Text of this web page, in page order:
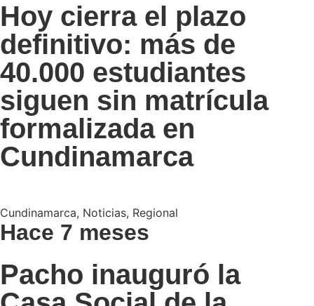
Hoy cierra el plazo
definitivo: más de
40.000 estudiantes
siguen sin matrícula
formalizada en
Cundinamarca
Cundinamarca, Noticias, Regional
Hace 7 meses
Pacho inauguró la